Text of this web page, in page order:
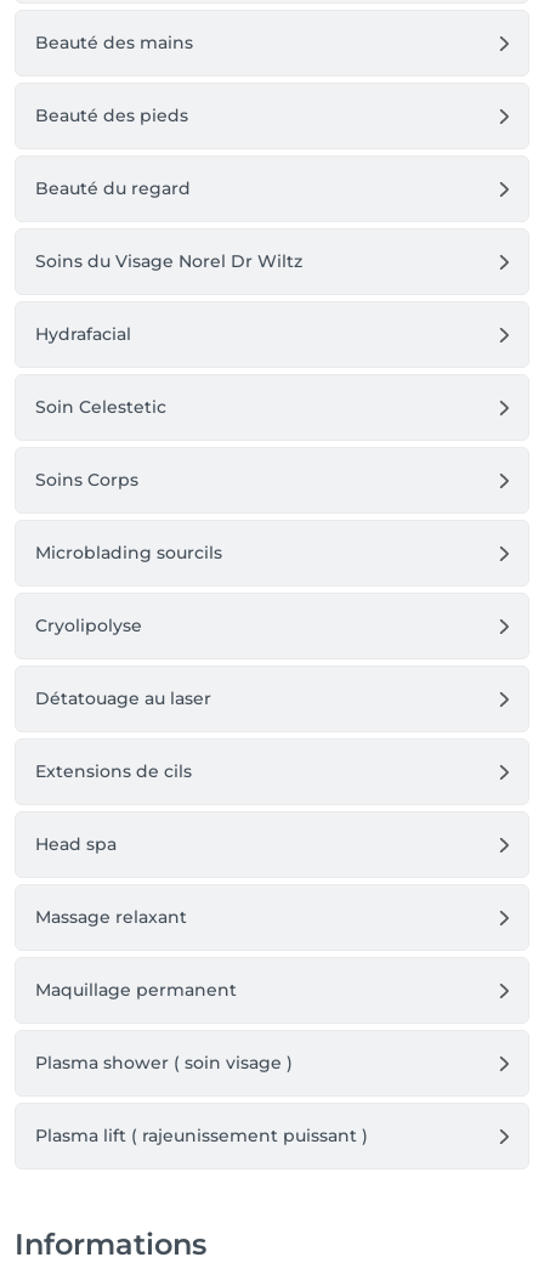
Beauté des mains
Beauté des pieds
Beauté du regard
Soins du Visage Norel Dr Wiltz
Hydrafacial
Soin Celestetic
Soins Corps
Microblading sourcils
Cryolipolyse
Détatouage au laser
Extensions de cils
Head spa
Massage relaxant
Maquillage permanent
Plasma shower ( soin visage )
Plasma lift ( rajeunissement puissant )
Informations